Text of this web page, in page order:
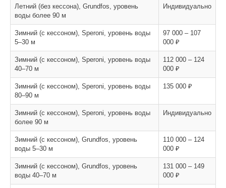
Летний (без кессона), Grundfos, уровень
воды более 90 м
Индивидуально
Зимний (с кессоном), Speroni, уровень воды
5–30 м
97 000 – 107
000 ₽
Зимний (с кессоном), Speroni, уровень воды
40–70 м
112 000 – 124
000 ₽
Зимний (с кессоном), Speroni, уровень воды
80–90 м
135 000 ₽
Зимний (с кессоном), Speroni, уровень воды
более 90 м
Индивидуально
Зимний (с кессоном), Grundfos, уровень
воды 5–30 м
110 000 – 124
000 ₽
Зимний (с кессоном), Grundfos, уровень
воды 40–70 м
131 000 – 149
000 ₽